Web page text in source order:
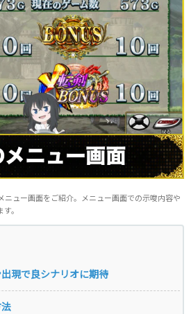
ニュー画面をご紹介。メニュー画面での示唆内容や
。
現で良シナリオに期待